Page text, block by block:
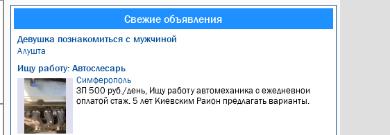
Свежие объявления
Девушка познакомиться с мужчиной
Алушта
Ищу работу: Автослесарь
Симферополь
ЗП 500 руб./день, Ищу работу автомеханика с ежедневнои
оплатой стаж. 5 лет Киевским Раион предлагать варианты.